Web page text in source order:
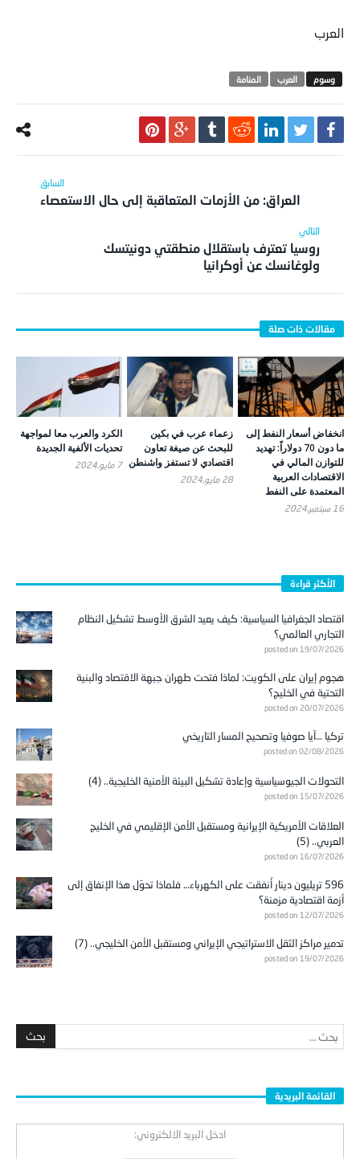
العرب
العرب المنامة
العراق: من الأزمات المتعاقبة إلى حال الاستعصاء
روسيا تعترف باستقلال منطقتي دونيتسك
ولوغانسك عن أوكرانيا
انخفاض أسعار النفط إلى
ما دون 70 دولاراً: تهديد
للتوازن المالي في
الاقتصادات العربية
المعتمدة على النفط
16 سبتمبر,2024
زعماء عرب في بكين
للبحث عن صيغة تعاون
اقتصادي لا تستفز واشنطن
28 مايو,2024
الكرد والعرب معا لمواجهة
تحديات الألفية الجديدة
7 مايو,2024
الأكثر قراءة
اقتصاد الجغرافيا السياسية: كيف يعيد الشرق الأوسط تشكيل النظام
التجاري العالمي؟
posted on 19/07/2026
هجوم إيران على الكويت: لماذا فتحت طهران جبهة الاقتصاد والبنية
التحتية في الخليج؟
posted on 20/07/2026
تركيا …آيا صوفيا وتصحيح المسار التاريخي
posted on 02/08/2026
التحولات الجيوسياسية وإعادة تشكيل البيئة الأمنية الخليجية.. (4)
posted on 15/07/2026
العلاقات الأمريكية الإيرانية ومستقبل الأمن الإقليمي في الخليج
العربي.. (5)
posted on 16/07/2026
596 تريليون دينار أُنفقت على الكهرباء… فلماذا تحوّل هذا الإنفاق إلى
أزمة اقتصادية مزمنة؟
posted on 12/07/2026
تدمير مراكز الثقل الاستراتيجي الإيراني ومستقبل الأمن الخليجي.. (7)
posted on 19/07/2026
القائمة البريدية
ادخل البريد الالكتروني: